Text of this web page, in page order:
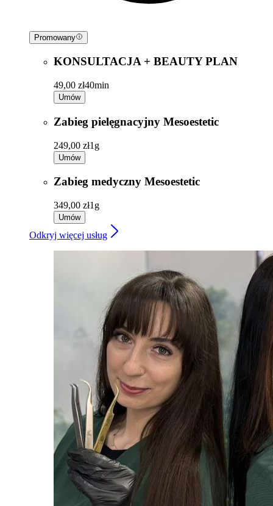
Promowany
KONSULTACJA + BEAUTY PLAN
49,00 zł40min
Umów
Zabieg pielęgnacyjny Mesoestetic
249,00 zł1g
Umów
Zabieg medyczny Mesoestetic
349,00 zł1g
Umów
Odkryj więcej usług